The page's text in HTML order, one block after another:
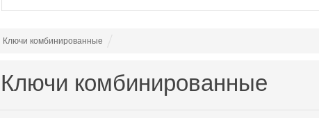
Ключи комбинированные
Ключи комбинированные